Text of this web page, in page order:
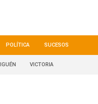
POLÍTICA SUCESOS
VICTORIA